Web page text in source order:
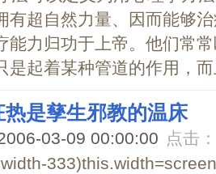
有超自然力量、因而能够
能力归功于上帝。他们常
是起着某种管道的作用，
热是孳生邪教的温床
03-09 00:00:00 点击：